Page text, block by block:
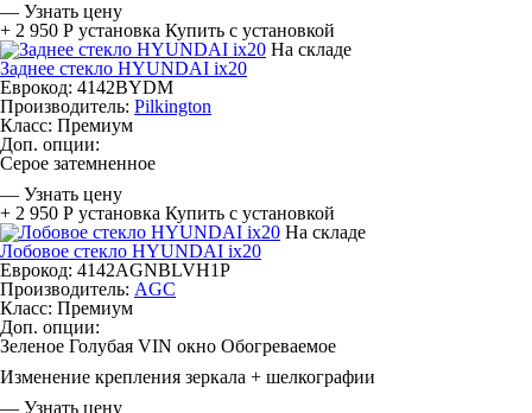
— Узнать цену
+ 2 950 Р установка Купить с установкой
На складе
Заднее стекло HYUNDAI ix20
Еврокод: 4142BYDM
Производитель: Pilkington
Класс: Премиум
Доп. опции:
Серое затемненное
— Узнать цену
+ 2 950 Р установка Купить с установкой
На складе
Лобовое стекло HYUNDAI ix20
Еврокод: 4142AGNBLVH1P
Производитель: AGC
Класс: Премиум
Доп. опции:
Зеленое Голубая VIN окно Обогреваемое
Изменение крепления зеркала + шелкографии
— Узнать цену